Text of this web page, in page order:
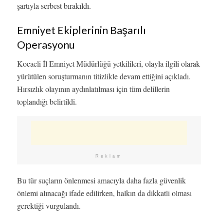
şartıyla serbest bırakıldı.
Emniyet Ekiplerinin Başarılı
Operasyonu
Kocaeli İl Emniyet Müdürlüğü yetkilileri, olayla ilgili olarak
yürütülen soruşturmanın titizlikle devam ettiğini açıkladı.
Hırsızlık olayının aydınlatılması için tüm delillerin
toplandığı belirtildi.
Reklam
Bu tür suçların önlenmesi amacıyla daha fazla güvenlik
önlemi alınacağı ifade edilirken, halkın da dikkatli olması
gerektiği vurgulandı.